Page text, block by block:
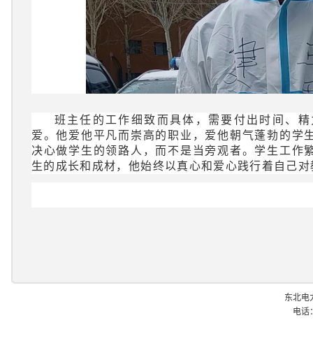
班主任的工作细致而具体，需要付出时间、
爱。他爱他平凡而崇高的职业，爱他朝气蓬勃的学
决心做学生的领路人，而不是当旁观者。学生工作
生的成长和成材，他始终以真心和爱心践行着自己
东北电
电话